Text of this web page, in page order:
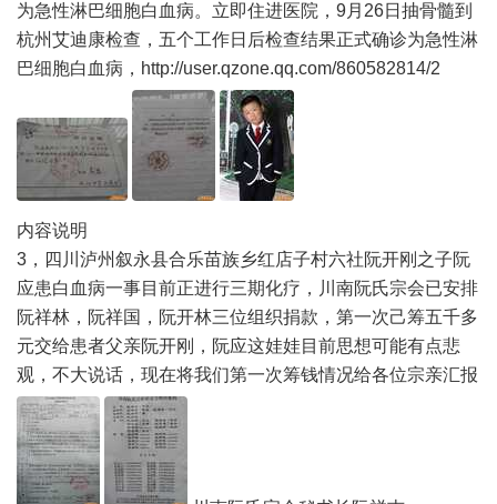
为急性淋巴细胞白血病。立即住进医院，9月26日抽骨髓到
杭州艾迪康检查，五个工作日后检查结果正式确诊为急性淋
巴细胞白血病， http://user.qzone.qq.com/860582814/2
内容说明
3，四川泸州叙永县合乐苗族乡红店子村六社阮开刚之子阮
应患白血病一事目前正进行三期化疗，川南阮氏宗会已安排
阮祥林，阮祥国，阮开林三位组织捐款，第一次己筹五千多
元交给患者父亲阮开刚，阮应这娃娃目前思想可能有点悲
观，不大说话，现在将我们第一次筹钱情况给各位宗亲汇报